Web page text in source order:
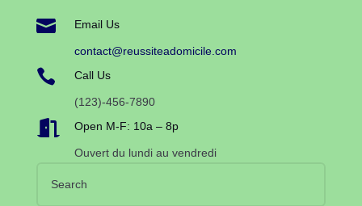
 Email Us
contact@reussiteadomicile.com
 Call Us
(123)-456-7890
 Open M-F: 10a – 8p
Ouvert du lundi au vendredi